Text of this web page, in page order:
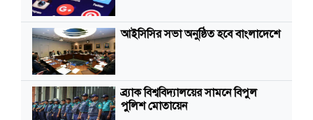
আইসিসির সভা অনুষ্ঠিত হবে বাংলাদেশে
ব্র্যাক বিশ্ববিদ্যালয়ের সামনে বিপুল
পুলিশ মোতায়েন